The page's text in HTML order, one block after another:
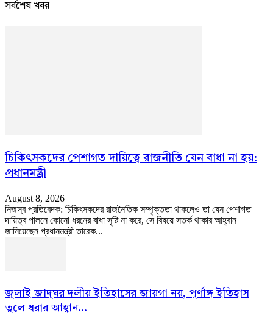
সর্বশেষ খবর
চিকিৎসকদের পেশাগত দায়িত্বে রাজনীতি যেন বাধা না হয়:
প্রধানমন্ত্রী
August 8, 2026
নিজস্ব প্রতিবেদক: চিকিৎসকদের রাজনৈতিক সম্পৃক্ততা থাকলেও তা যেন পেশাগত
দায়িত্ব পালনে কোনো ধরনের বাধা সৃষ্টি না করে, সে বিষয়ে সতর্ক থাকার আহ্বান
জানিয়েছেন প্রধানমন্ত্রী তারেক...
জুলাই জাদুঘর দলীয় ইতিহাসের জায়গা নয়, পূর্ণাঙ্গ ইতিহাস
তুলে ধরার আহ্বান...